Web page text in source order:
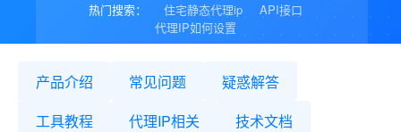
热门搜索： 住宅静态代理ip
API接口
代理IP如何设置
产品介绍 常见问题
疑惑解答
工具教程
代理IP相关
技术文档